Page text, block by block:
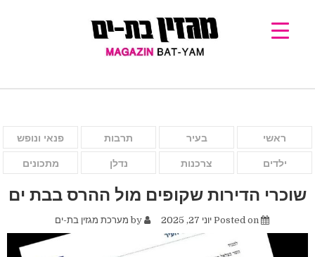
ראשי בעיר תרבות פנאי ונופש
ילדים צרכנות נדלן מתכונים
שוכרי הדירות שקופים מול ההרס בבת ים
Posted on יוני 27, 2025 by מערכת מגזין בת-ים